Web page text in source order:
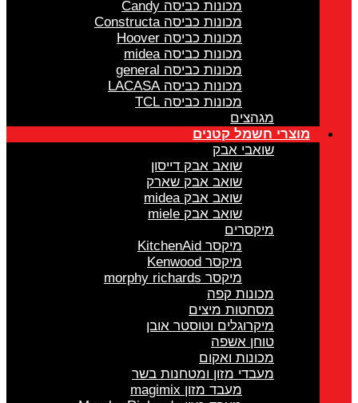
מכונות כביסה Candy
מכונות כביסה Constructa
מכונות כביסה Hoover
מכונות כביסה midea
מכונות כביסה general
מכונות כביסה LACASA
מכונות כביסה TCL
מגהצים
מוצרי חשמל קטנים
שואבי אבק
שואב אבק דייסון
שואב אבק שארק
שואב אבק midea
שואב אבק miele
מיקסרים
מיקסר KitchenAid
מיקסר Kenwood
מיקסר morphy richards
מכונות קפה
מסחטות מיצים
מיקרוגלים וטוסטר אובן
טוחן אשפה
מכונות ואקום
מעבדי מזון ומטחנות בשר
מעבד מזון magimix